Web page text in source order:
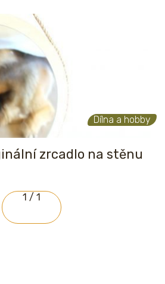
Dílna a hobby
zrcadlo na stěnu
1 / 1